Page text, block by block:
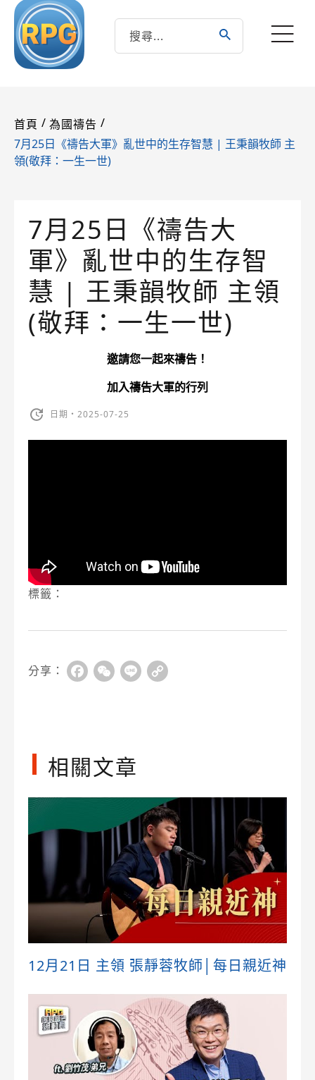
首頁 / 為國禱告 /
7月25日《禱告大軍》亂世中的生存智慧 | 王秉韻牧師 主
領(敬拜：一生一世)
7月25日《禱告大
軍》亂世中的生存智
慧 | 王秉韻牧師 主領
(敬拜：一生一世)
邀請您一起來禱告！
加入禱告大軍的行列
日期・2025-07-25
標籤：
分享： FacebookWeChat
Line
相關文章
12月21日 主領 張靜蓉牧師│每日親近神